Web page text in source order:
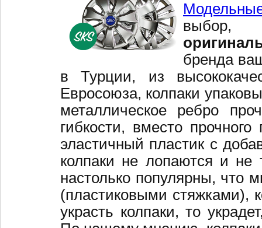
выбор,
бренда
в Турции, из
Евросоюза, колпаки
металлическое ребро
гибкости, вместо
эластичный пластик с
колпаки не лопаются и не
настолько популярны, что
(пластиковыми стяжками),
украсть колпаки, то